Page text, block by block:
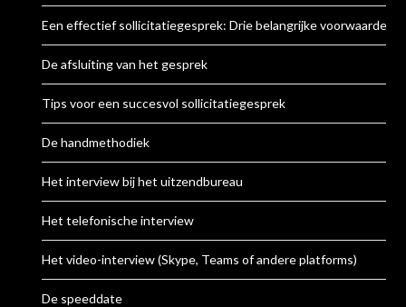
Een effectief sollicitatiegesprek: Drie belangrijke voorwaarden
De afsluiting van het gesprek
Tips voor een succesvol sollicitatiegesprek
De handmethodiek
Het interview bij het uitzendbureau
Het telefonische interview
Het video-interview (Skype, Teams of andere platforms)
De speeddate